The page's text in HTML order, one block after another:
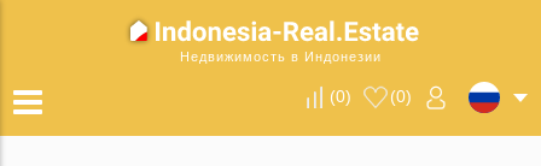
Недвижимость в Индонезии
(0) (0)